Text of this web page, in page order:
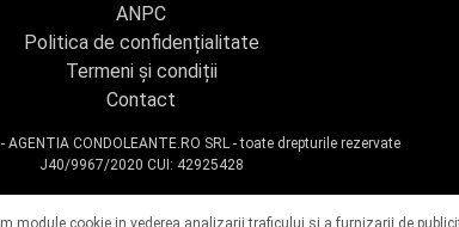
ANPC
Politica de confidențialitate
Termeni și condiții
Contact
CONDOLEANTE.RO SRL - toate drepturile rezervate
J40/9967/2020 CUI: 42925428
module cookie in vederea analizarii traficului si a furnizarii de